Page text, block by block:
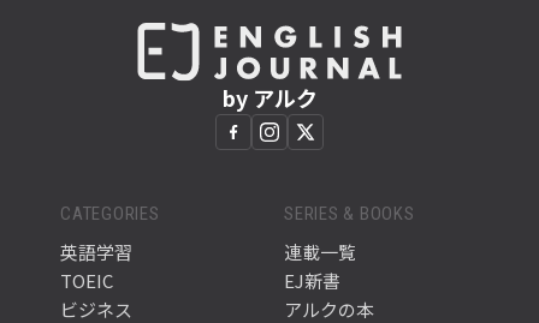
by アルク
CATEGORIES
英語学習
TOEIC
ビジネス
SERIES & BOOKS
連載一覧
EJ新書
アルクの本